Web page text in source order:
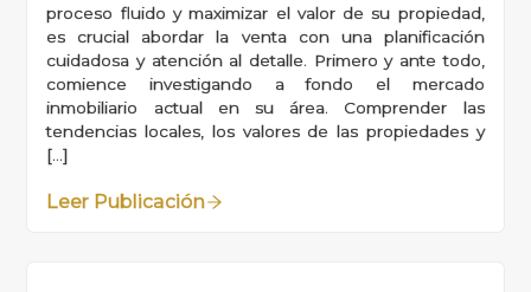
proceso fluido y maximizar el valor de su propiedad,
es crucial abordar la venta con una planificación
cuidadosa y atención al detalle. Primero y ante todo,
comience investigando a fondo el mercado
inmobiliario actual en su área. Comprender las
tendencias locales, los valores de las propiedades y
[…]
Leer Publicación